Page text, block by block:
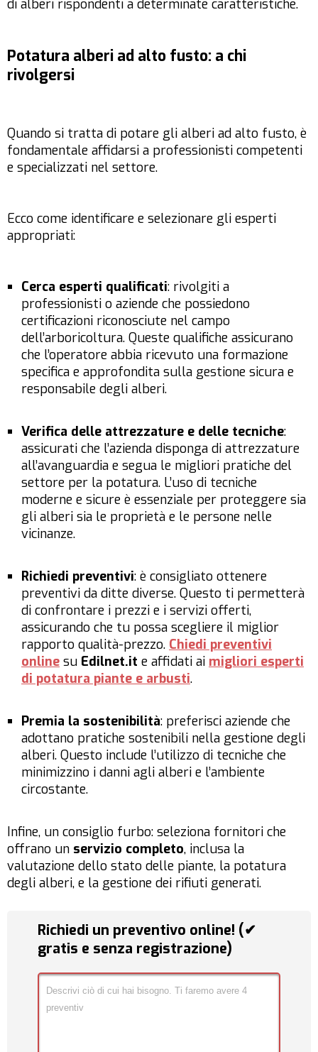
di alberi rispondenti a determinate caratteristiche.
Potatura alberi ad alto fusto: a chi
rivolgersi
Quando si tratta di potare gli alberi ad alto fusto, è
fondamentale affidarsi a professionisti competenti
e specializzati nel settore.
Ecco come identificare e selezionare gli esperti
appropriati:
Cerca esperti qualificati: rivolgiti a
professionisti o aziende che possiedono
certificazioni riconosciute nel campo
dell’arboricoltura. Queste qualifiche assicurano
che l’operatore abbia ricevuto una formazione
specifica e approfondita sulla gestione sicura e
responsabile degli alberi.
Verifica delle attrezzature e delle tecniche:
assicurati che l’azienda disponga di attrezzature
all’avanguardia e segua le migliori pratiche del
settore per la potatura. L’uso di tecniche
moderne e sicure è essenziale per proteggere sia
gli alberi sia le proprietà e le persone nelle
vicinanze.
Richiedi preventivi: è consigliato ottenere
preventivi da ditte diverse. Questo ti permetterà
di confrontare i prezzi e i servizi offerti,
assicurando che tu possa scegliere il miglior
rapporto qualità-prezzo. Chiedi preventivi
online su Edilnet.it e affidati ai migliori esperti
di potatura piante e arbusti.
Premia la sostenibilità: preferisci aziende che
adottano pratiche sostenibili nella gestione degli
alberi. Questo include l’utilizzo di tecniche che
minimizzino i danni agli alberi e l’ambiente
circostante.
Infine, un consiglio furbo: seleziona fornitori che
offrano un servizio completo, inclusa la
valutazione dello stato delle piante, la potatura
degli alberi, e la gestione dei rifiuti generati.
Richiedi un preventivo online! (✔
gratis e senza registrazione)